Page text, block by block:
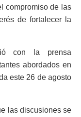
compromiso de las
de fortalecer la
con la prensa
abordados en
este 26 de agosto
las discusiones se